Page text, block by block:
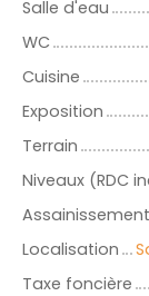
Salle d'eau
WC
Cuisine
Exposition
Terrain
Niveaux (RDC
Assainissement
Localisation
Taxe foncière